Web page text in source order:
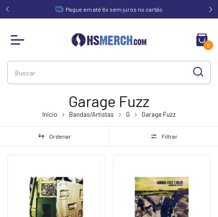
de Pague em até 6x sem juros no cartão
0
Garage Fuzz
Início Bandas/Artistas G Garage Fuzz
Ordenar Filtrar